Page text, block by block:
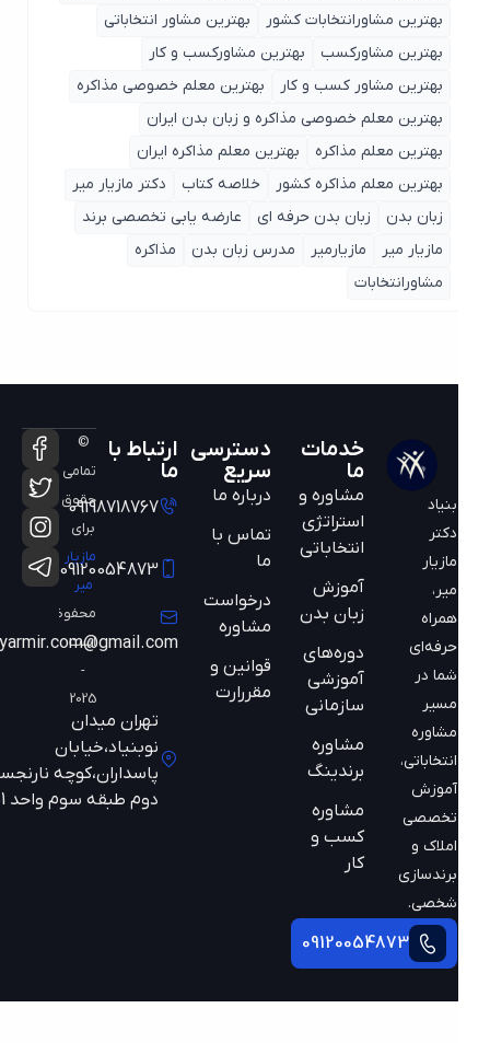
بهترین مشاورانتخابات کشور
بهترین مشاور انتخاباتی
بهترین مشاورکسب
بهترین مشاورکسب و کار
بهترین مشاور کسب و کار
بهترین معلم خصوصی مذاکره
بهترین معلم خصوصی مذاکره و زبان بدن ایران
بهترین معلم مذاکره
بهترین معلم مذاکره ایران
بهترین معلم مذاکره کشور
خلاصه کتاب
دکتر مازیار میر
زبان بدن
زبان بدن حرفه ای
عارضه یابی تخصصی برند
مازیار میر
مازیارمیر مدرس زبان بدن
مذاکره
مشاورانتخابات
مازیار
همراه
حرفه‌ای
شما در
مسیر
مشاوره
انتخاباتی،
آموزش
تخصصی
املاک و
برندسازی
شخصی.
09120054873
خدمات
مشاوره و
استراتژی
انتخاباتی
آموزش
زبان بدن
دوره‌های
آموزشی
سازمانی
مشاوره
برندینگ
مشاوره
کسب و
دسترسی
سریع
درباره ما
تماس با
ما
درخواست
مشاوره
قوانین و
مقررارت
ارتباط با
09198718767
09120054873
mazyarmir.com@gmail.com
تهران میدان
نوبنیاد،خیابان
پاسداران،کوچه نارنجستان
دوم طبقه سوم واحد 301
©
تمامی
حقوق
مازیار
محفوظ
است